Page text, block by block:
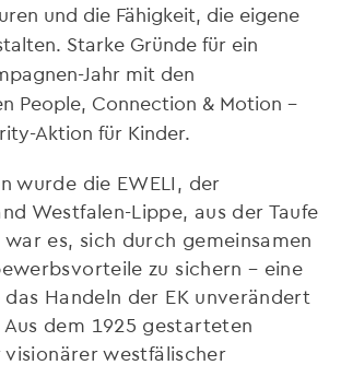
und die Fähigkeit, die eigene
Starke Gründe für ein
Jahr mit den
People, Connection & Motion –
Aktion für Kinder.
wurde die EWELI, der
Westfalen-Lippe, aus der Taufe
es, sich durch gemeinsamen
zu sichern – eine
Handeln der EK unverändert
dem 1925 gestarteten
westfälischer